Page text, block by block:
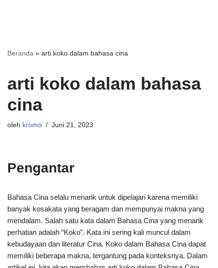
Beranda » arti koko dalam bahasa cina
arti koko dalam bahasa
cina
oleh kromo Juni 21, 2023
Pengantar
Bahasa Cina selalu menarik untuk dipelajari karena memiliki
banyak kosakata yang beragam dan mempunyai makna yang
mendalam. Salah satu kata dalam Bahasa Cina yang menarik
perhatian adalah “Koko”. Kata ini sering kali muncul dalam
kebudayaan dan literatur Cina. Koko dalam Bahasa Cina dapat
memiliki beberapa makna, tergantung pada konteksnya. Dalam